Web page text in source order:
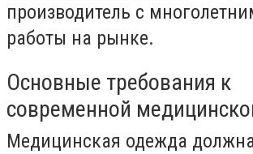
производитель с
работы на рынке.
Основные требования к
современной
Медицинская одежда